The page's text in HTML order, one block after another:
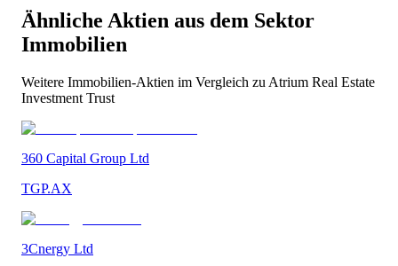
Ähnliche Aktien aus dem Sektor
Immobilien
Weitere Immobilien-Aktien im Vergleich zu Atrium Real Estate
Investment Trust
360 Capital Group Ltd
TGP.AX
3Cnergy Ltd